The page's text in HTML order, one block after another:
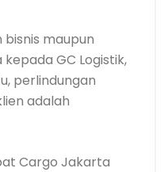
maupun
GC Logistik,
perlindungan
adalah
Cargo Jakarta